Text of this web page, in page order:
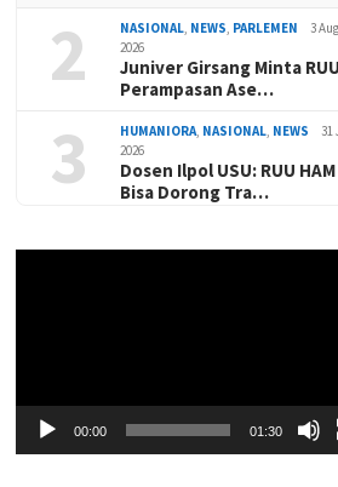
2 NASIONAL, NEWS, PARLEMEN
3
2026
Juniver Girsang Minta RUU
Perampasan Ase…
3 HUMANIORA, NASIONAL, NEWS
31
2026
Dosen Ilpol USU: RUU HAM
Bisa Dorong Tra…
00:00 01:30